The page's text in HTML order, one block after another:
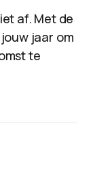
af. Met de
jaar om
te